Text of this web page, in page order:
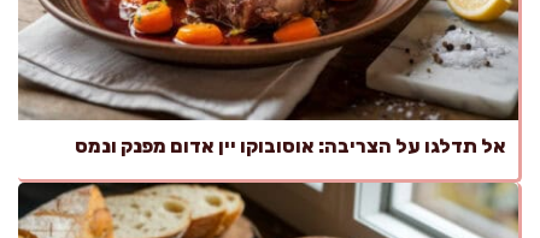
אל תדלגו על הצריבה: אוסובוקו יין אדום מפנק ונמס